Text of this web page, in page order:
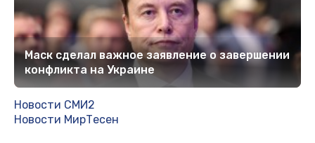
Маск сделал важное заявление о завершении
конфликта на Украине
Новости СМИ2
Новости МирТесен